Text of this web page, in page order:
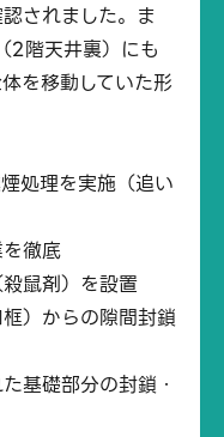
されました。ま
2階天井裏）にも
を移動していた形
処理を実施（追い
徹底
鼠剤）を設置
）からの隙間封鎖
基礎部分の封鎖・